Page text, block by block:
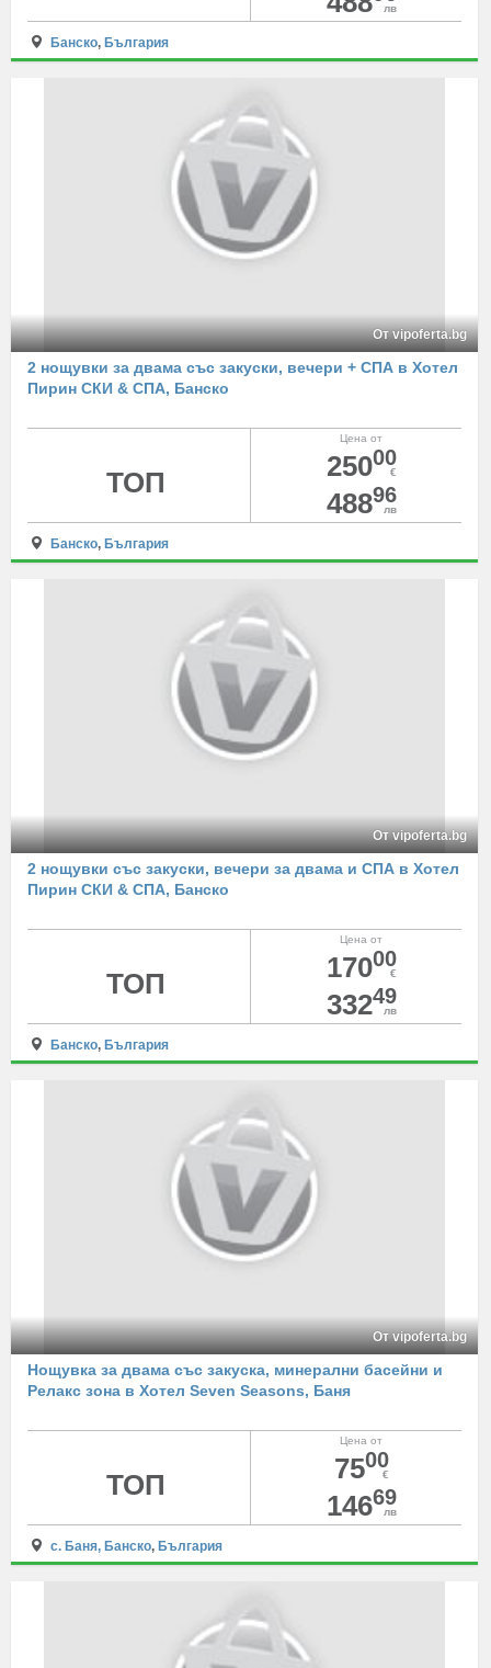
лв
Банско, България
От vipoferta.bg
2 нощувки за двама със закуски, вечери + СПА в Хотел
Пирин СКИ & СПА, Банско
Цена от
25000
€
48896
лв
ТОП
Банско, България
От vipoferta.bg
2 нощувки със закуски, вечери за двама и СПА в Хотел
Пирин СКИ & СПА, Банско
Цена от
17000
€
33249
лв
ТОП
Банско, България
От vipoferta.bg
Нощувка за двама със закуска, минерални басейни и
Релакс зона в Хотел Seven Seasons, Баня
Цена от
7500
€
14669
лв
ТОП
с. Баня, Банско, България